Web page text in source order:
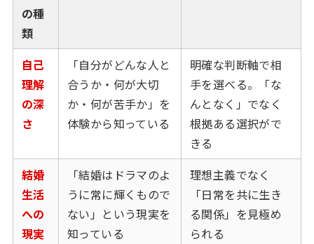
の種
類
自己
理解
の深
さ
「自分がどんな人と
合うか・何が大切
か・何が苦手か」を
体験から知っている
明確な判断軸で相
手を選べる。「な
んとなく」でなく
根拠ある選択がで
きる
結婚
生活
への
現実
「結婚はドラマのよ
うに常に輝くもので
ない」という現実を
知っている
理想主義でなく
「日常を共に生き
る関係」を見極め
られる